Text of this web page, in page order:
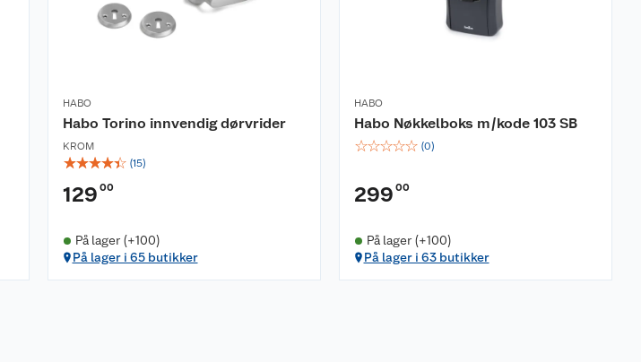
HABO
Habo Torino innvendig dørvrider
KROM
☆☆☆☆☆ (15)
129 00
På lager (+100)
På lager i 65 butikker
HABO
Habo Nøkkelboks m/kode 103 SB
☆☆☆☆☆ (0)
299 00
På lager (+100)
På lager i 63 butikker